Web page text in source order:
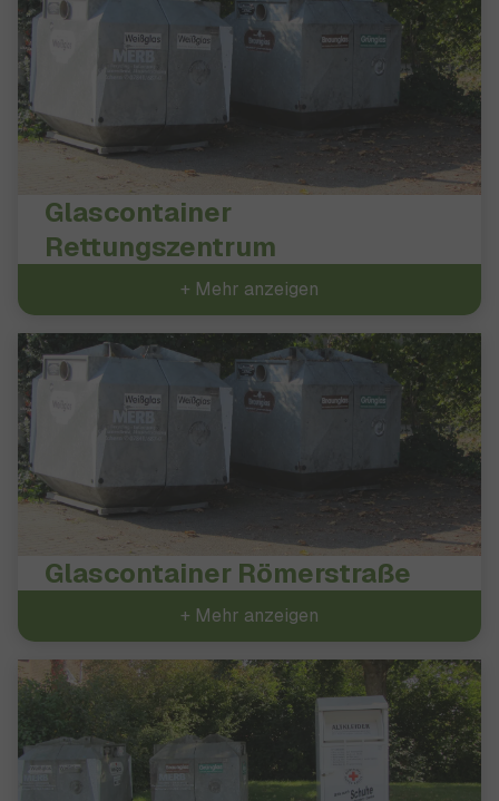
Glascontainer
Rettungszentrum
+ Mehr anzeigen
Glascontainer Römerstraße
+ Mehr anzeigen